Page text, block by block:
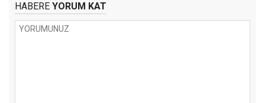
HABERE YORUM KAT